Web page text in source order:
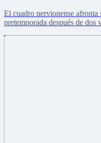
El cuadro nervionense
pretemporada después de dos